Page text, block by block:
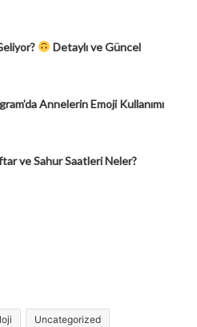
Detaylı ve Güncel
Annelerin Emoji Kullanımı
ve Sahur Saatleri Neler?
Uncategorized